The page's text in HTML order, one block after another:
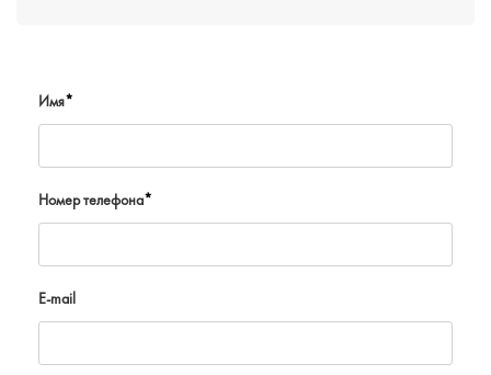
Имя*
Номер телефона*
E-mail